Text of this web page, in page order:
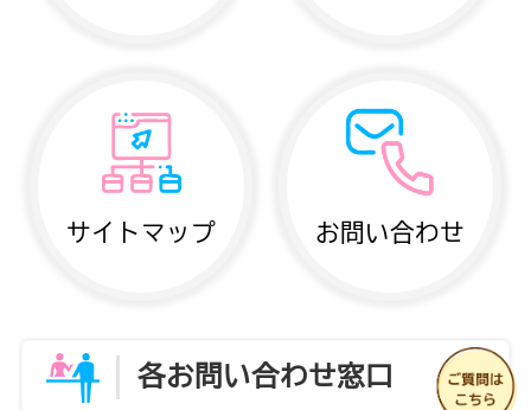
サイトマップ お問い合わせ
各お問い合わせ窓口